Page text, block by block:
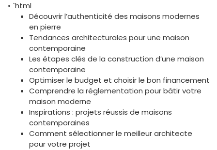
« `html
Découvrir l’authenticité des maisons modernes
en pierre
Tendances architecturales pour une maison
contemporaine
Les étapes clés de la construction d’une maison
contemporaine
Optimiser le budget et choisir le bon financement
Comprendre la réglementation pour bâtir votre
maison moderne
Inspirations : projets réussis de maisons
contemporaines
Comment sélectionner le meilleur architecte
pour votre projet